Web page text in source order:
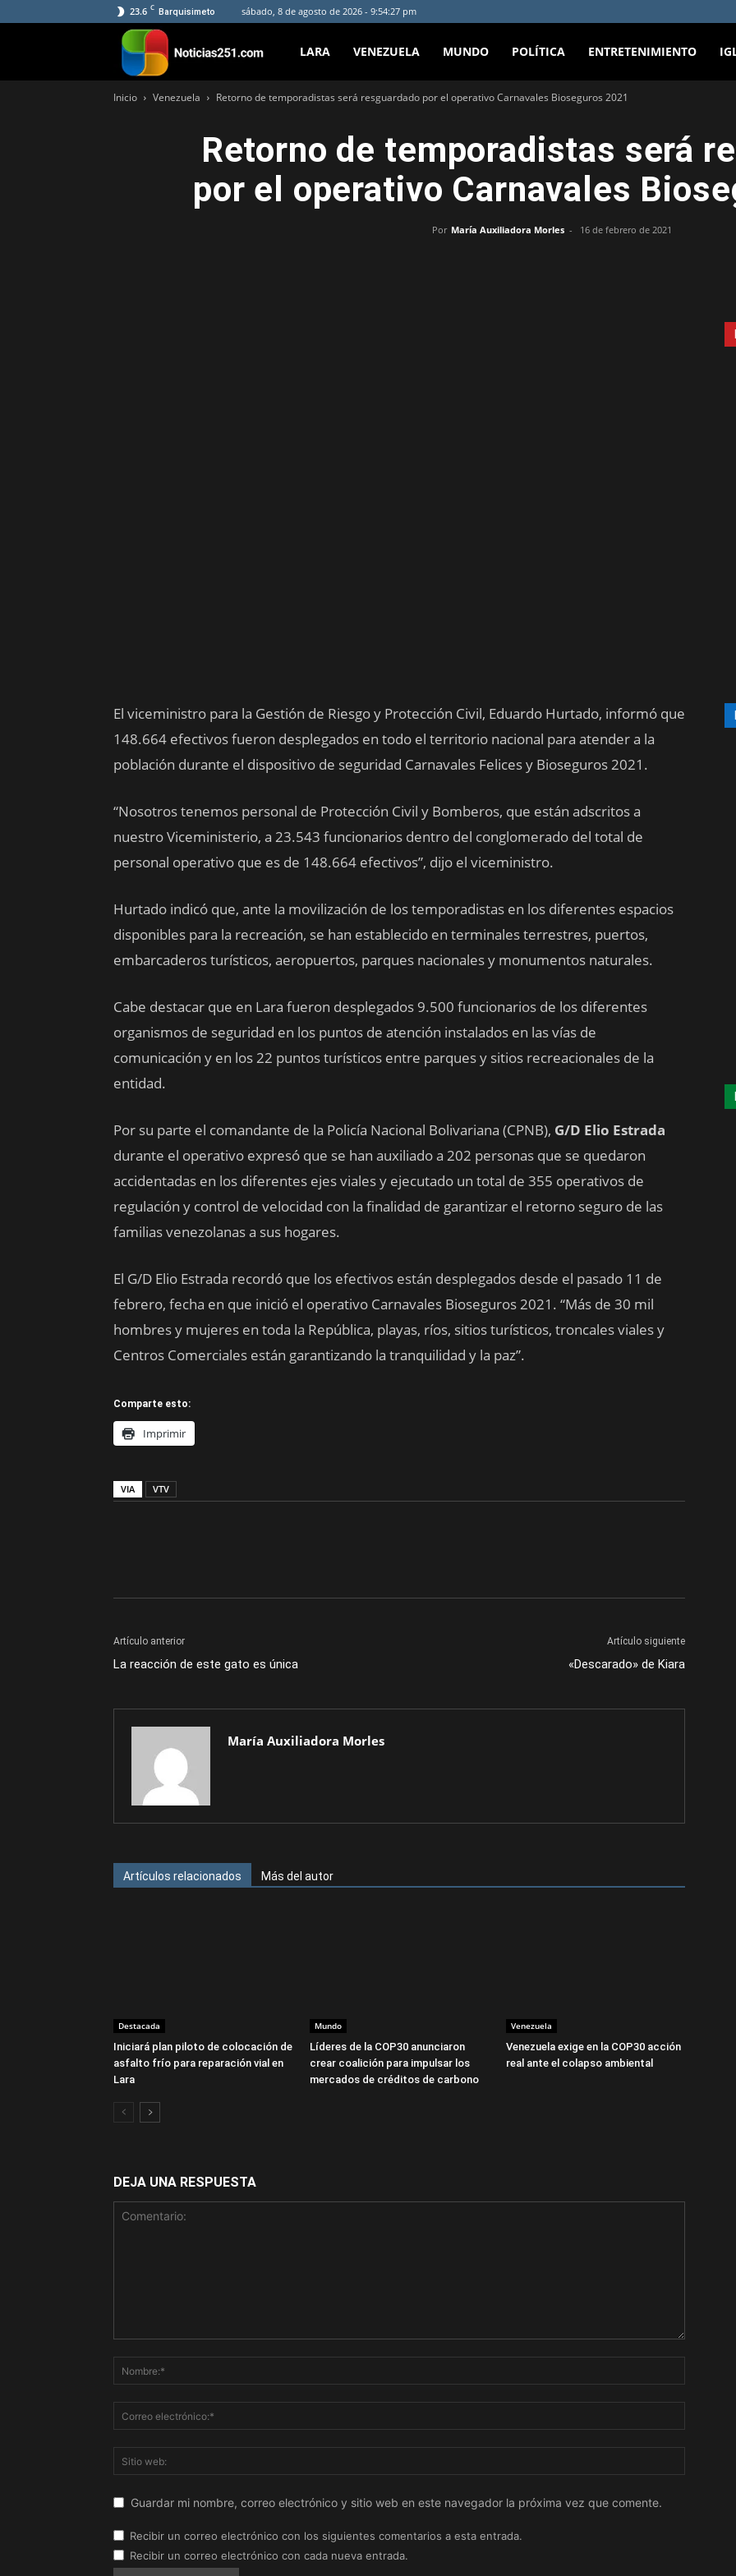
23.6 C Barquisimeto sábado, 8 de agosto de 2026 - 9:54:27 pm
Noticias251
LARA VENEZUELA MUNDO POLÍTICA ENTRETENIMIENTO
Inicio Venezuela Retorno de temporadistas será resguardado por el operativo Carnavales Bioseguros 2021
Retorno de temporadistas será
por el operativo Carnavales
Por María Auxiliadora Morles - 16 de febrero de 2021
El viceministro para la Gestión de Riesgo y Protección Civil, Eduardo Hurtado, informó que
148.664 efectivos fueron desplegados en todo el territorio nacional para atender a la
población durante el dispositivo de seguridad Carnavales Felices y Bioseguros 2021.
“Nosotros tenemos personal de Protección Civil y Bomberos, que están adscritos a
nuestro Viceministerio, a 23.543 funcionarios dentro del conglomerado del total de
personal operativo que es de 148.664 efectivos”, dijo el viceministro.
Hurtado indicó que, ante la movilización de los temporadistas en los diferentes espacios
disponibles para la recreación, se han establecido en terminales terrestres, puertos,
embarcaderos turísticos, aeropuertos, parques nacionales y monumentos naturales.
Cabe destacar que en Lara fueron desplegados 9.500 funcionarios de los diferentes
organismos de seguridad en los puntos de atención instalados en las vías de
comunicación y en los 22 puntos turísticos entre parques y sitios recreacionales de la
entidad.
Por su parte el comandante de la Policía Nacional Bolivariana (CPNB), G/D Elio Estrada
durante el operativo expresó que se han auxiliado a 202 personas que se quedaron
accidentadas en los diferentes ejes viales y ejecutado un total de 355 operativos de
regulación y control de velocidad con la finalidad de garantizar el retorno seguro de las
familias venezolanas a sus hogares.
El G/D Elio Estrada recordó que los efectivos están desplegados desde el pasado 11 de
febrero, fecha en que inició el operativo Carnavales Bioseguros 2021. “Más de 30 mil
hombres y mujeres en toda la República, playas, ríos, sitios turísticos, troncales viales y
Centros Comerciales están garantizando la tranquilidad y la paz”.
Comparte esto:
Imprimir
VIA VTV
Artículo anterior
La reacción de este gato es única
Artículo siguiente
«Descarado» de Kiara
María Auxiliadora Morles
Artículos relacionados Más del autor
Destacada
Iniciará plan piloto de colocación de
asfalto frío para reparación vial en
Lara
Mundo
Líderes de la COP30 anunciaron
crear coalición para impulsar los
mercados de créditos de carbono
Venezuela
Venezuela exige en la COP30 acción
real ante el colapso ambiental
DEJA UNA RESPUESTA
Guardar mi nombre, correo electrónico y sitio web en este navegador la próxima vez que comente.
Recibir un correo electrónico con los siguientes comentarios a esta entrada.
Recibir un correo electrónico con cada nueva entrada.